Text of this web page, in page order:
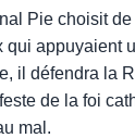
Pie choisit
qui appuyaient
il défendra la
de la foi
mal.